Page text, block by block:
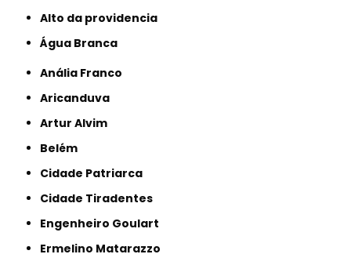
alto da providencia
Água Branca
Anália Franco
Aricanduva
Artur Alvim
Belém
Cidade Patriarca
Cidade Tiradentes
Engenheiro Goulart
Ermelino Matarazzo